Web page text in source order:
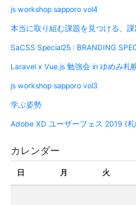
js workshop sapporo vol4
本当に取り組む課題を見つける、
SaCSS Special25 : BRANDING
Laravel x Vue.js 勉強会 in ゆめみ札
js workshop sapporo vol3
学ぶ姿勢
Adobe XD ユーザーフェス 2019 (
カレンダー
日 月 火